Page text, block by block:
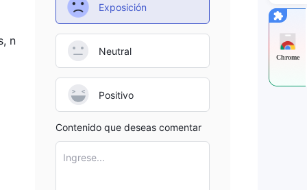
n
Exposición
Neutral
Positivo
Contenido que deseas comentar
Ingrese...
Chrome